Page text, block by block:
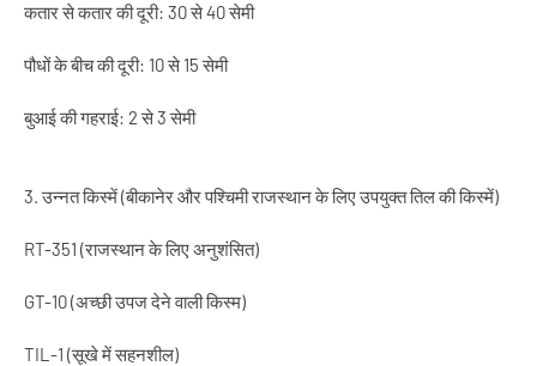
कतार से कतार की दूरी: 30 से 40 सेमी
पौधों के बीच की दूरी: 10 से 15 सेमी
बुआई की गहराई: 2 से 3 सेमी
3. उन्नत किस्में (बीकानेर और पश्चिमी राजस्थान के लिए उपयुक्त तिल की किस्में)
RT-351 (राजस्थान के लिए अनुशंसित)
GT-10 (अच्छी उपज देने वाली किस्म)
TIL-1 (सूखे में सहनशील)